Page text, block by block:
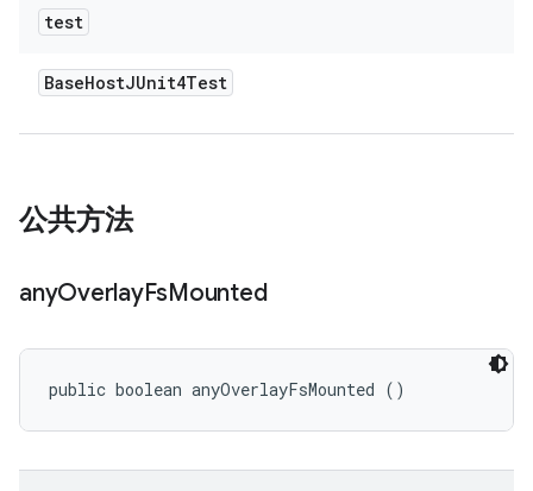
test
BaseHostJUnit4Test
公共方法
anyOverlayFsMounted
public boolean anyOverlayFsMounted ()